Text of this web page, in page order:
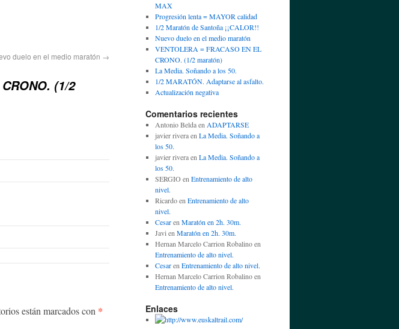
duelo en el medio maratón →
(1/2
están marcados con *
MAX
Progresión lenta = MAYOR calidad
1/2 Maratón de Santoña ¡¡CALOR!!
Nuevo duelo en el medio maratón
VENTOLERA = FRACASO EN EL
CRONO. (1/2 maratón)
La Media. Soñando a los 50.
1/2 MARATÓN. Adaptarse al asfalto.
Actualización negativa
Comentarios recientes
Antonio Beldaen ADAPTARSE
javier riveraen La Media. Soñando a
los 50.
javier riveraen La Media. Soñando a
los 50.
SERGIOen Entrenamiento de alto
nivel.
Ricardoen Entrenamiento de alto
nivel.
Cesaren Maratón en 2h. 30m.
Javi en Maratón en 2h. 30m.
Hernan Marcelo Carrion Robalinoen
Entrenamiento de alto nivel.
Cesaren Entrenamiento de alto nivel.
Hernan Marcelo Carrion Robalinoen
Entrenamiento de alto nivel.
Enlaces